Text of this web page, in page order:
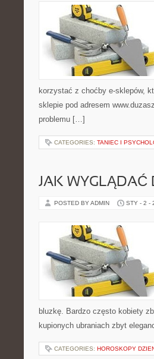
korzystać z choćby e-sklepów,
sklepie pod adresem
problemu […]
CATEGORIES: TANIEC I
JAK WYGLĄDAĆ
POSTED BY ADMIN STY - 2 -
bluzkę. Bardzo często kobiety
kupionych ubraniach zbyt
CATEGORIES: HOROSKOPY